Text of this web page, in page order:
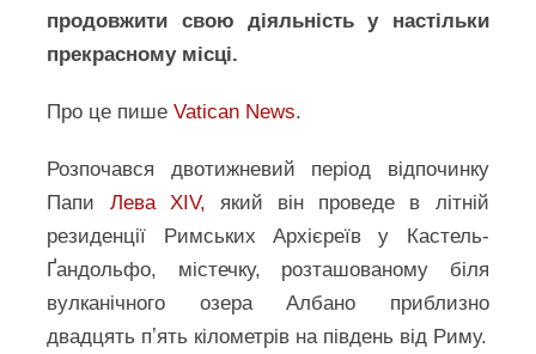
продовжити свою діяльність у настільки
прекрасному місці.
Про це пишеVatican News.
Розпочався двотижневий період відпочинку
Папи Лева XIV, який він проведе в літній
резиденції Римських Архієреїв у Кастель-
Ґандольфо, містечку, розташованому біля
вулканічного озера Албано приблизно
двадцять пʼять кілометрів на південь від Риму.